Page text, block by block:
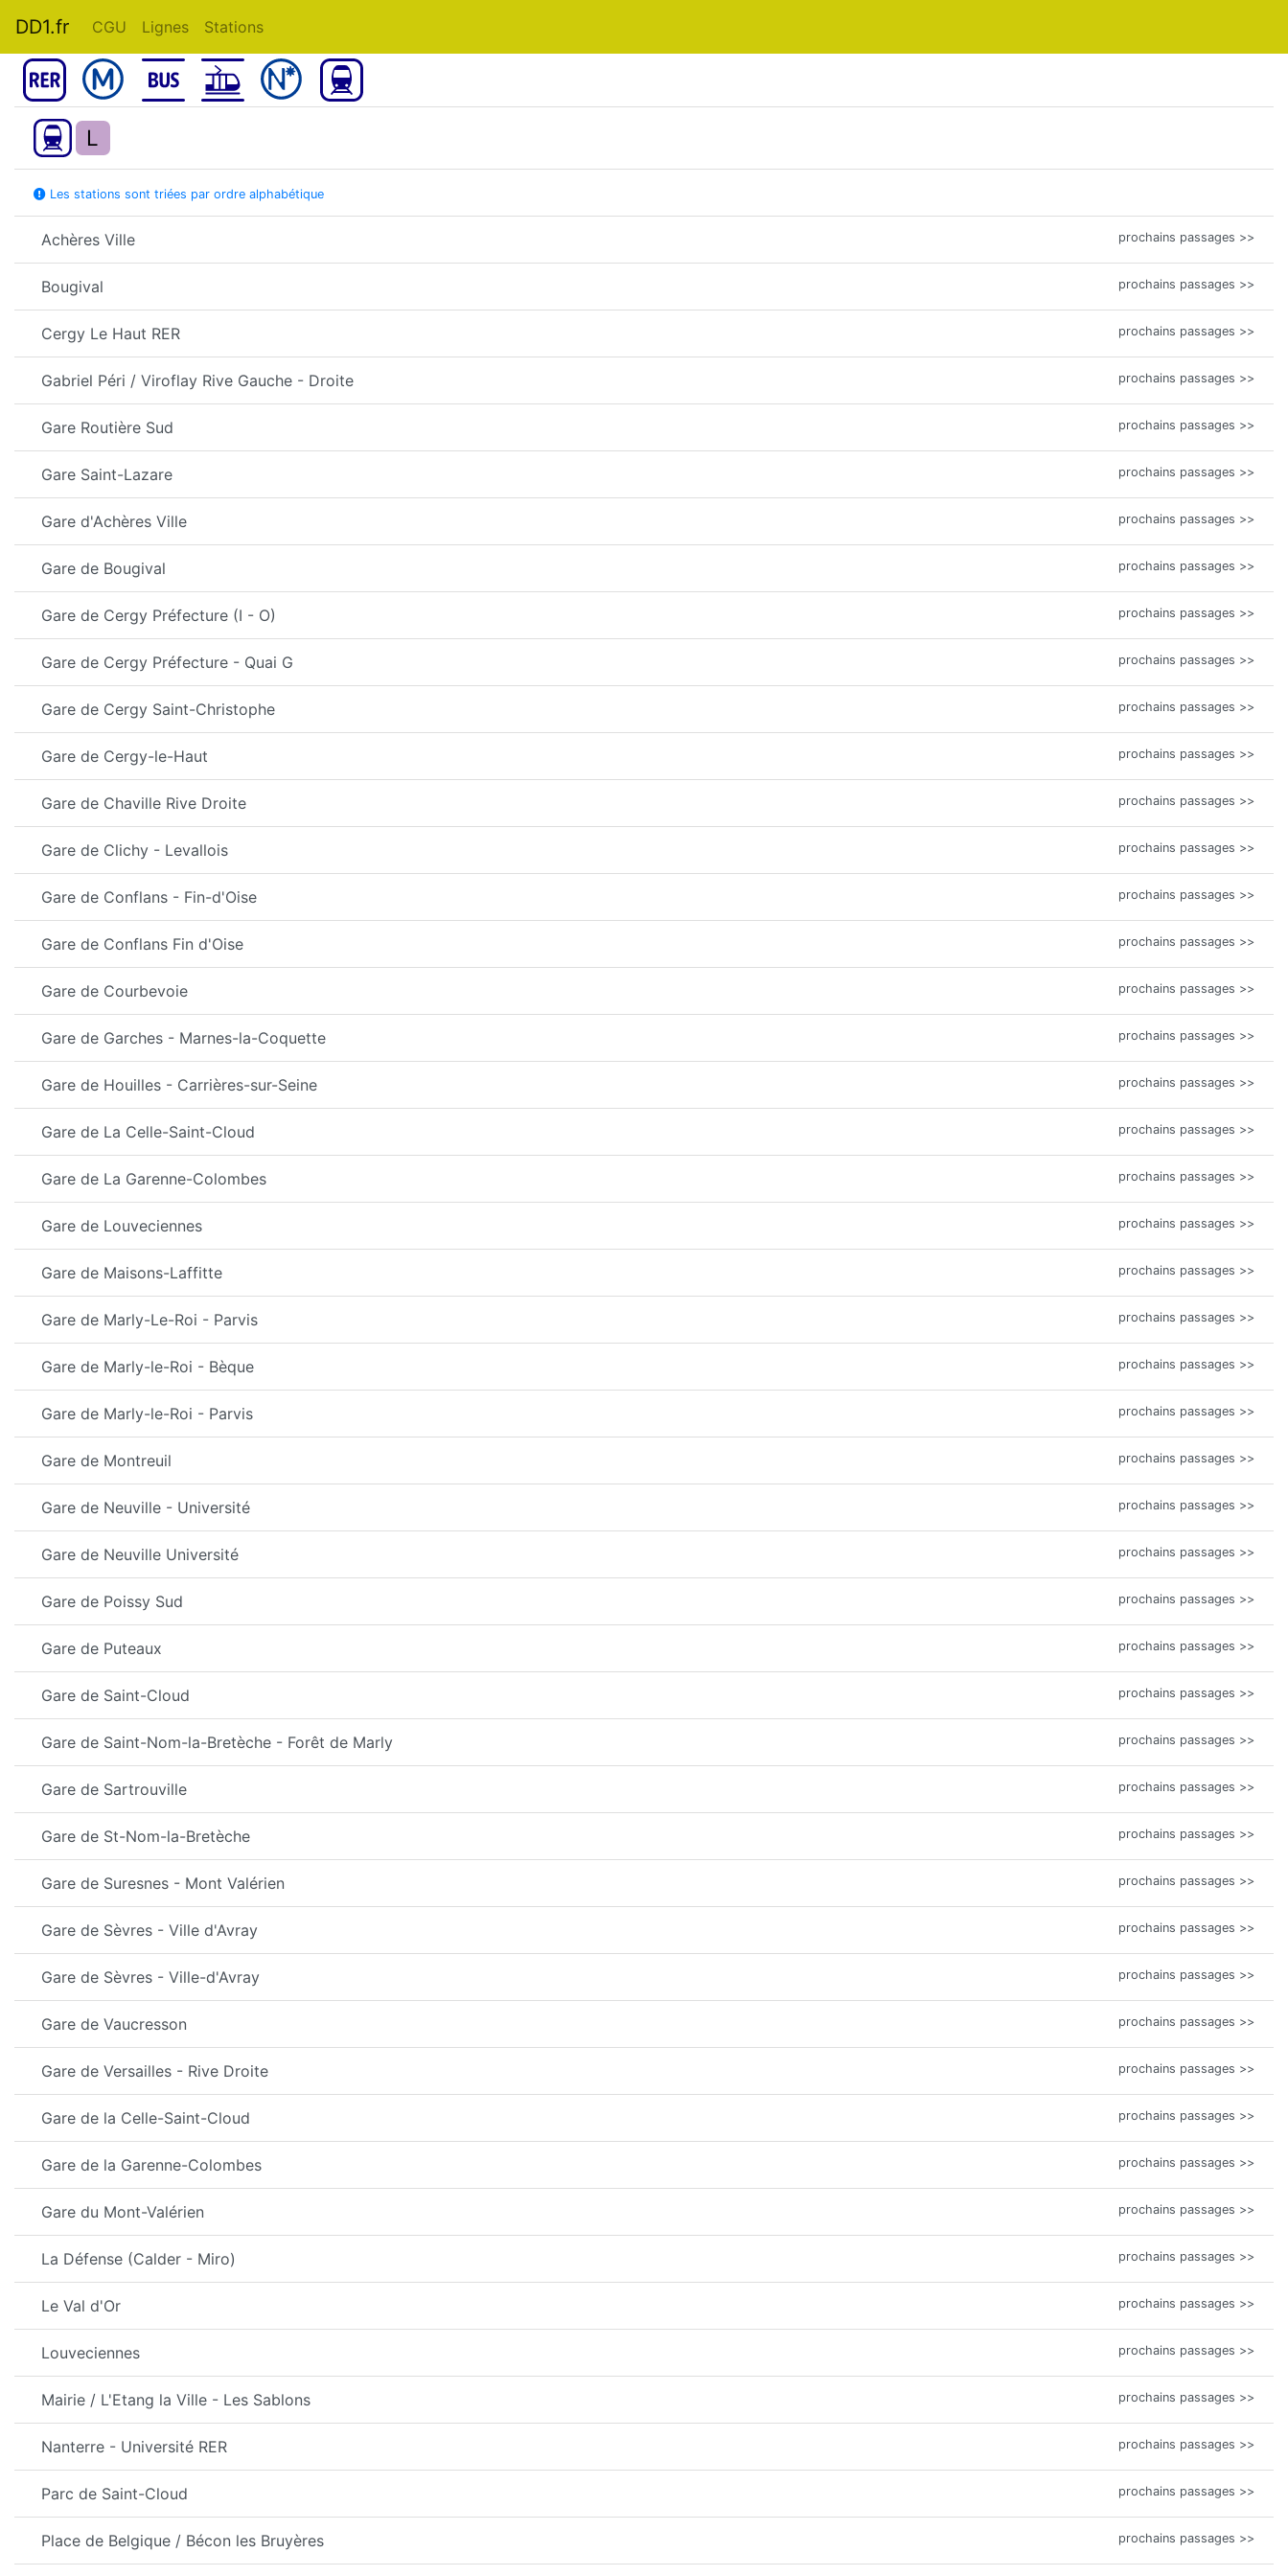
DD1.fr CGU Lignes Stations
L
Les stations sont triées par ordre alphabétique
Achères Ville prochains passages >>
Bougival prochains passages >>
Cergy Le Haut RER prochains passages >>
Gabriel Péri / Viroflay Rive Gauche - Droite prochains passages >>
Gare Routière Sud prochains passages >>
Gare Saint-Lazare prochains passages >>
Gare d'Achères Ville prochains passages >>
Gare de Bougival prochains passages >>
Gare de Cergy Préfecture (I - O) prochains passages >>
Gare de Cergy Préfecture - Quai G prochains passages >>
Gare de Cergy Saint-Christophe prochains passages >>
Gare de Cergy-le-Haut prochains passages >>
Gare de Chaville Rive Droite prochains passages >>
Gare de Clichy - Levallois prochains passages >>
Gare de Conflans - Fin-d'Oise prochains passages >>
Gare de Conflans Fin d'Oise prochains passages >>
Gare de Courbevoie prochains passages >>
Gare de Garches - Marnes-la-Coquette prochains passages >>
Gare de Houilles - Carrières-sur-Seine prochains passages >>
Gare de La Celle-Saint-Cloud prochains passages >>
Gare de La Garenne-Colombes prochains passages >>
Gare de Louveciennes prochains passages >>
Gare de Maisons-Laffitte prochains passages >>
Gare de Marly-Le-Roi - Parvis prochains passages >>
Gare de Marly-le-Roi - Bèque prochains passages >>
Gare de Marly-le-Roi - Parvis prochains passages >>
Gare de Montreuil prochains passages >>
Gare de Neuville - Université prochains passages >>
Gare de Neuville Université prochains passages >>
Gare de Poissy Sud prochains passages >>
Gare de Puteaux prochains passages >>
Gare de Saint-Cloud prochains passages >>
Gare de Saint-Nom-la-Bretèche - Forêt de Marly prochains passages >>
Gare de Sartrouville prochains passages >>
Gare de St-Nom-la-Bretèche prochains passages >>
Gare de Suresnes - Mont Valérien prochains passages >>
Gare de Sèvres - Ville d'Avray prochains passages >>
Gare de Sèvres - Ville-d'Avray prochains passages >>
Gare de Vaucresson prochains passages >>
Gare de Versailles - Rive Droite prochains passages >>
Gare de la Celle-Saint-Cloud prochains passages >>
Gare de la Garenne-Colombes prochains passages >>
Gare du Mont-Valérien prochains passages >>
La Défense (Calder - Miro) prochains passages >>
Le Val d'Or prochains passages >>
Louveciennes prochains passages >>
Mairie / L'Etang la Ville - Les Sablons prochains passages >>
Nanterre - Université RER prochains passages >>
Parc de Saint-Cloud prochains passages >>
Place de Belgique / Bécon les Bruyères prochains passages >>